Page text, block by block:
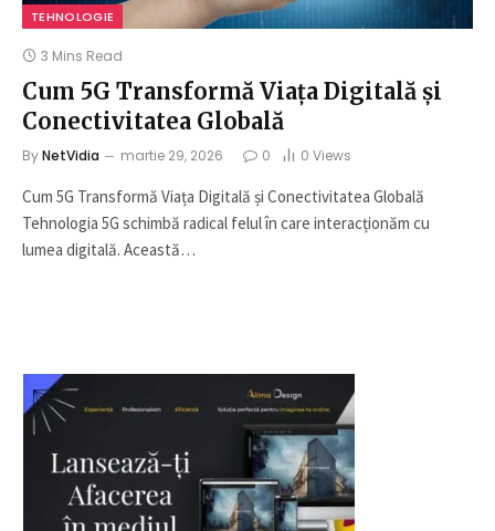
TEHNOLOGIE
3 Mins Read
Cum 5G Transformă Viața Digitală și
Conectivitatea Globală
ByNetVidia martie 29, 2026 0 0 Views
Cum 5G Transformă Viața Digitală și Conectivitatea Globală
Tehnologia 5G schimbă radical felul în care interacționăm cu
lumea digitală. Această…